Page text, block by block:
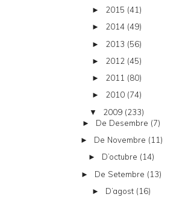
► 2015 (41)
► 2014 (49)
► 2013 (56)
► 2012 (45)
► 2011 (80)
► 2010 (74)
▼ 2009 (233)
► De Desembre (7)
► De Novembre (11)
► D’octubre (14)
► De Setembre (13)
► D’agost (16)